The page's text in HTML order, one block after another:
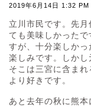
2019年6月14日 1:32 PM
立川市民です。先
ても美味しかった
すが、十分楽しか
楽しみです。しか
そこは三宮に含ま
より好きです。
あと去年の秋に熊